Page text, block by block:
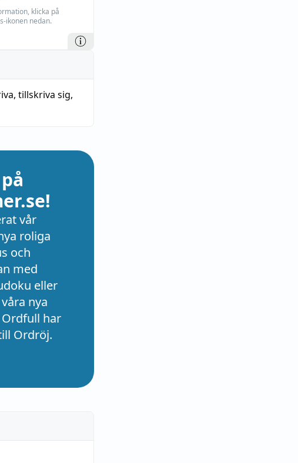
klicka på
ikonen nedan.
, tillskriva sig,
vår
roliga
och
med
eller
nya
Ordfull har
Ordröj.